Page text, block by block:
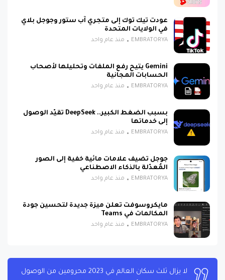
عودت تيك توك إلى متجري آب ستور وجوجل بلاي
في الولايات المتحدة
EMBRATORYA منذ عام واحد
Gemini يتيح رفع الملفات وتحليلها لأصحاب
الحسابات المجانية
EMBRATORYA منذ عام واحد
بسبب الضغط الكبير.. DeepSeek تقيّد الوصول
إلى خدماتها
EMBRATORYA منذ عام واحد
جوجل تضيف علامات مائية خفية إلى الصور
المُعدّلة بالذكاء الاصطناعي
EMBRATORYA منذ عام واحد
مايكروسوفت تعلن ميزة جديدة لتحسين جودة
المكالمات في Teams
EMBRATORYA منذ عام واحد
لا يزال ثلث سكان العالم في 2023 محرومين من الوصول